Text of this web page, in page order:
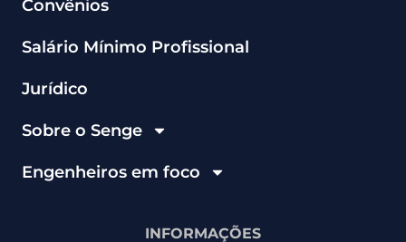
Convênios
Salário Mínimo Profissional
Jurídico
Sobre o Senge
Engenheiros em foco
INFORMAÇÕES